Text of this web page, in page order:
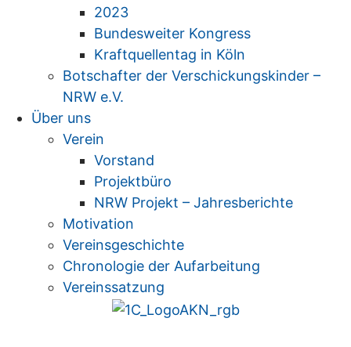
2023
Bundesweiter Kongress
Kraftquellentag in Köln
Botschafter der Verschickungskinder –
NRW e.V.
Über uns
Verein
Vorstand
Projektbüro
NRW Projekt – Jahresberichte
Motivation
Vereinsgeschichte
Chronologie der Aufarbeitung
Vereinssatzung